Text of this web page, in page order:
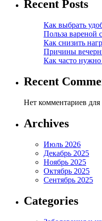
Recent Posts
Как выбрать
Польза вареной
Как снизить
Причины
Как часто нужно
Recent
Нет комментариев для
Archives
Июль 2026
Декабрь 2025
Ноябрь 2025
Октябрь 2025
Сентябрь 2025
Categories